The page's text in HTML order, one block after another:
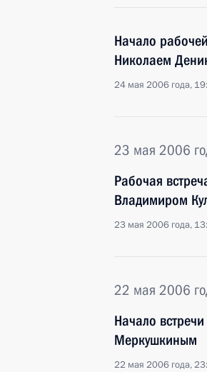
Начало
Николаем
24 мая 2006 года,
23 мая 2006
Рабочая
Владимиром
23 мая 2006 года,
22 мая 2006
Начало
Меркушкиным
22 мая 2006 года,